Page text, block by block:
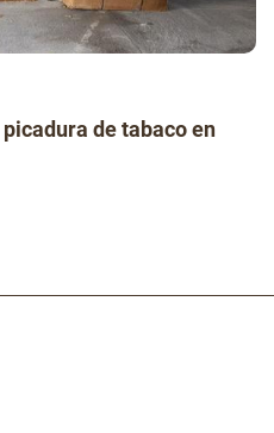
de tabaco en